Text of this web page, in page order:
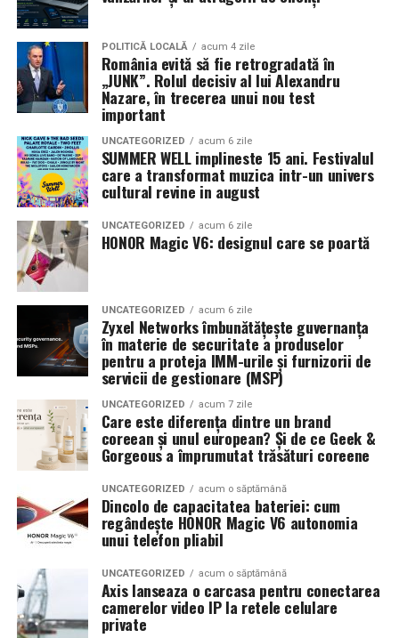
Sursa articol:
în mai multe orașe.
Pe11 februarieva avea loc proiecția specială
mea”de la Cinema City din City Park Constanța
18:30, unde
regizorul Paul Decu și actrița Azaleea
Necula, originari din Constanța și împrejurimi, vor
prezenta filmul alături de colegii lor
Alexandra Răduță și Gabriel Vatavu.
Cinema City Shopping City Galațiinvită spectatorii
12 februarie de la 18:30
State și Azaleea Necula și regizorul Paul Decu.
Pe 13 februarie la ora 18:30
invitați la proiecția specială din
, alături de regizorulPaul Decuși de
actoriiGabriel Vatavu, Sergiu Costache, Azaleea
Necula, Alexandra Răduță.
De „Ziua Îndrăgostiților”, pe14 februarie, în Cinema
City Iulius Mall Suceava, de la 18:30, spectatorii sunt
invitați la film alături de regizorulPaul Decu și de
actoriiSergiu Costache, Vlad si Oana Gherman,
Alexandra Răduță.
Cineplexx Băneasa Shopping City
București
găzduiește o proiecție specială în prezența
întregii echipe pe15 februarie, de la 17:30.
ÎnCraiova , regizorulPaul Decuși actoriiSergiu
Costache, Azaleea Necula și Oana Gherman
POLITICĂ LOCALĂ acum 4 zile
România evită să fie retrogradată în
„JUNK”. Rolul decisiv al lui Alexandru
Nazare, în trecerea unui nou test
important
UNCATEGORIZED acum 6 zile
SUMMER WELL implineste 15 ani. Festivalul
care a transformat muzica intr-un univers
cultural revine in august
UNCATEGORIZED acum 6 zile
HONOR Magic V6: designul care se poartă
UNCATEGORIZED acum 6 zile
Zyxel Networks îmbunătățește guvernanța
în materie de securitate a produselor
pentru a proteja IMM-urile și furnizorii de
servicii de gestionare (MSP)
UNCATEGORIZED acum 7 zile
Care este diferența dintre un brand
coreean și unul european? Și de ce Geek &
Gorgeous a împrumutat trăsături coreene
UNCATEGORIZED acum o săptămână
Dincolo de capacitatea bateriei: cum
regândește HONOR Magic V6 autonomia
unui telefon pliabil
UNCATEGORIZED acum o săptămână
Axis lanseaza o carcasa pentru conectarea
camerelor video IP la retele celulare
private